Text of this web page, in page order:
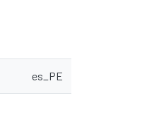
es_PE